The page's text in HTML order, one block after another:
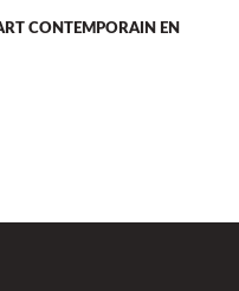
CONTEMPORAIN EN